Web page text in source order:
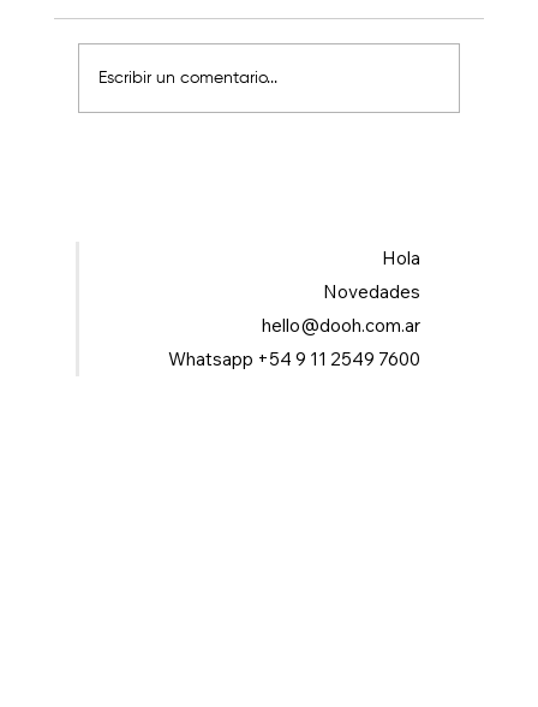
Escribir un comentario...
Hola
Novedades
hello@dooh.com.ar
Whatsapp +54 9 11 2549 7600